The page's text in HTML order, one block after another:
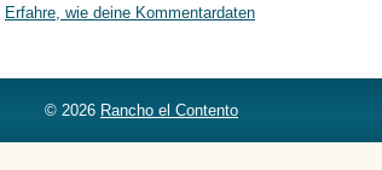
Erfahre, wie deine Kommentardaten
© 2026 Rancho el Contento